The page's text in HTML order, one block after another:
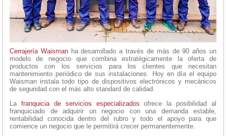
Cerrajería Waismanha desarrollado a través de más de 90 años un
modelo de negocio que combina estratégicamente la oferta de
productos con los servicios para los clientes que necesitan
mantenimiento periódico de sus instalaciones. Hoy en día el equipo
Waisman instala todo tipo de dispositivos electrónicos y mecánicos
de seguridad con el más alto standard de calidad.
La franquicia de servicios especializados ofrece la posibilidad al
franquiciado de adquirir un negocio con una demanda estable,
rentabilidad conocida dentro del rubro y todo el apoyo para que
comience un negocio que le permitirá crecer permanentemente.